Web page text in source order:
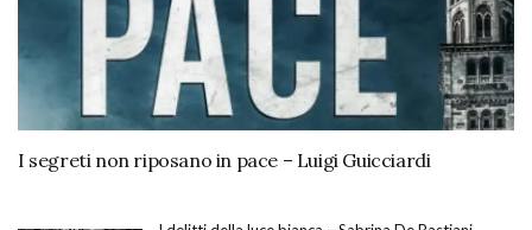
I segreti non riposano in pace – Luigi Guicciardi